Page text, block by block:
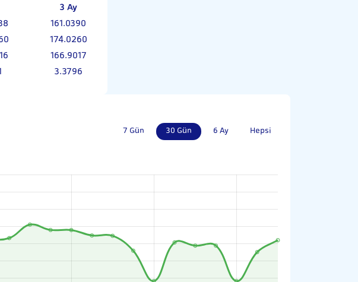
3 Ay
161.0390
174.0260
166.9017
3.3796
7 Gün 30 Gün 6 Ay Hepsi